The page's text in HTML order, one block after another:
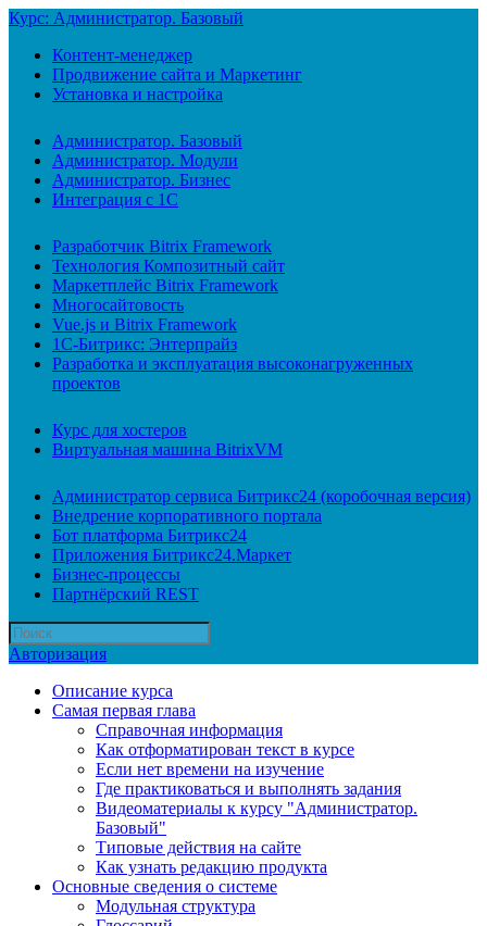
Курс: Администратор. Базовый
Контент-менеджер
Продвижение сайта и Маркетинг
Установка и настройка
Администратор. Базовый
Администратор. Модули
Администратор. Бизнес
Интеграция с 1С
Разработчик Bitrix Framework
Технология Композитный сайт
Маркетплейс Bitrix Framework
Многосайтовость
Vue.js и Bitrix Framework
1С-Битрикс: Энтерпрайз
Разработка и эксплуатация высоконагруженных
проектов
Курс для хостеров
Виртуальная машина BitrixVM
Администратор сервиса Битрикс24 (коробочная версия)
Внедрение корпоративного портала
Бот платформа Битрикс24
Приложения Битрикс24.Маркет
Бизнес-процессы
Партнёрский REST
Авторизация
Описание курса
Самая первая глава
Справочная информация
Как отформатирован текст в курсе
Если нет времени на изучение
Где практиковаться и выполнять задания
Видеоматериалы к курсу "Администратор.
Базовый"
Типовые действия на сайте
Как узнать редакцию продукта
Основные сведения о системе
Модульная структура